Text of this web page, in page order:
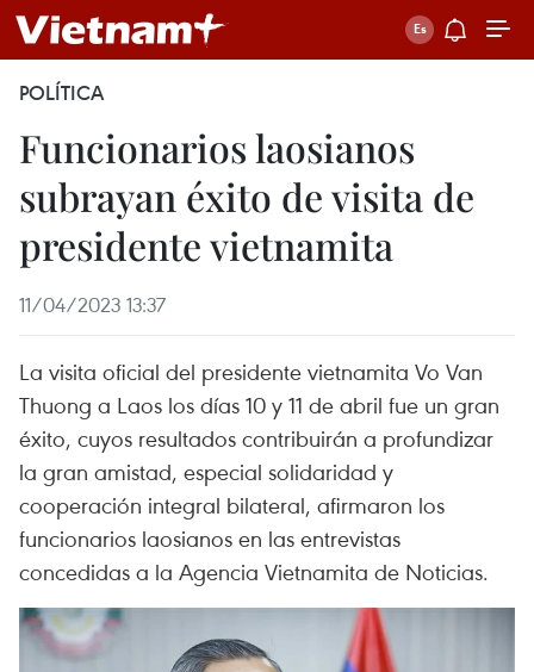
POLÍTICA
Funcionarios laosianos
subrayan éxito de visita de
presidente vietnamita
11/04/2023 13:37
La visita oficial del presidente vietnamita Vo Van
Thuong a Laos los días 10 y 11 de abril fue un gran
éxito, cuyos resultados contribuirán a profundizar
la gran amistad, especial solidaridad y
cooperación integral bilateral, afirmaron los
funcionarios laosianos en las entrevistas
concedidas a la Agencia Vietnamita de Noticias.